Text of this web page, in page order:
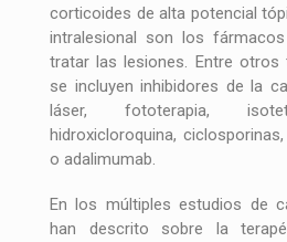
corticoides de alta potencial
intralesional son los
tratar las lesiones. Entre otros
se incluyen inhibidores de la
láser, fototerapia,
hidroxicloroquina,
o adalimumab.
En los múltiples estudios de
han descrito sobre la